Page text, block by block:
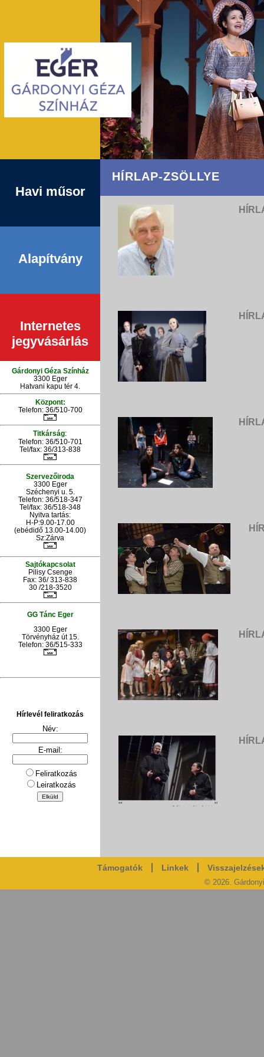
Havi műsor
Alapítvány
Internetes
jegyvásárlás
Gárdonyi Géza Színház
3300 Eger
Hatvani kapu tér 4.
Központ:
Telefon: 36/510-700
Titkárság:
Telefon: 36/510-701
Tel/fax: 36/313-838
Szervezőiroda
3300 Eger
Széchenyi u. 5.
Telefon: 36/518-347
Tel/fax: 36/518-348
Nyitva tartás:
H-P:9.00-17.00
(ebédidő 13.00-14.00)
Sz:Zárva
Sajtókapcsolat
Pilisy Csenge
Fax: 36/ 313-838
30 /218-3520
GG Tánc Eger
3300 Eger
Törvényház út 15.
Telefon: 36/515-333
Hírlevél feliratkozás
Név:
E-mail:
Feliratkozás
Leiratkozás
HÍRLAP-ZSÖLLYE
Támogatók Linkek
© 2026.